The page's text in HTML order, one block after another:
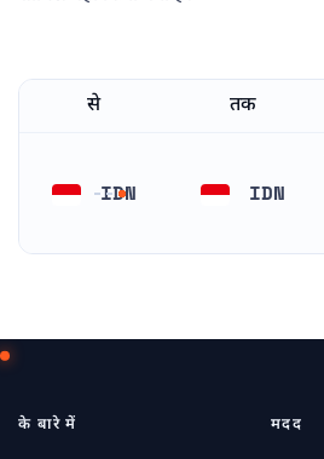
से तक
IDN IDN
के बारे में मदद